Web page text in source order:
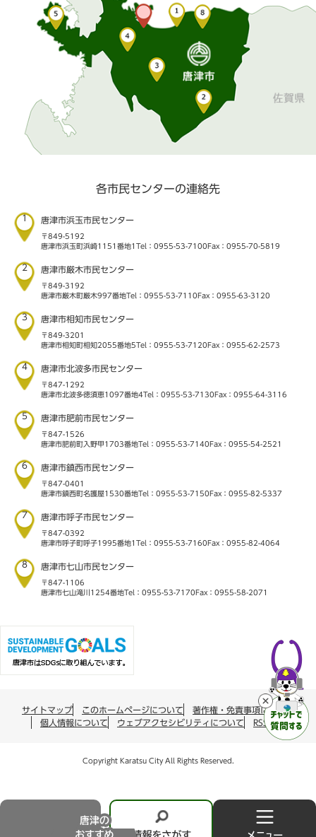
情
各市民センターの連絡先
1 唐津市浜玉市民センター
〒849-5192
唐津市浜玉町浜崎1151番地1 Tel：0955-53-7100 Fax：0955-70-5819
2 唐津市厳木市民センター
〒849-3192
唐津市厳木町厳木997番地Tel：0955-53-7110 Fax：0955-63-3120
3 唐津市相知市民センター
〒849-3201
唐津市相知町相知2055番地5Tel：0955-53-7120 Fax：0955-62-2573
4 唐津市北波多市民センター
〒847-1292
唐津市北波多徳須恵1097番地4Tel：0955-53-7130 Fax：0955-64-3116
5 唐津市肥前市民センター
〒847-1526
唐津市肥前町入野甲1703番地Tel：0955-53-7140 Fax：0955-54-2521
6 唐津市鎮西市民センター
〒847-0401
唐津市鎮西町名護屋1530番地Tel：0955-53-7150 Fax：0955-82-5337
7 唐津市呼子市民センター
〒847-0392
唐津市呼子町呼子1995番地1 Tel：0955-53-7160 Fax：0955-82-4064
8 唐津市七山市民センター
〒847-1106
唐津市七山滝川1254番地Tel：0955-53-7170 Fax：0955-58-2071
サイトマップ このホームページについて
著作権・免責事項について
個人情報について
ウェブアクセシビリティについて RSS配信
Copyright Karatsu City All Rights Reserved.